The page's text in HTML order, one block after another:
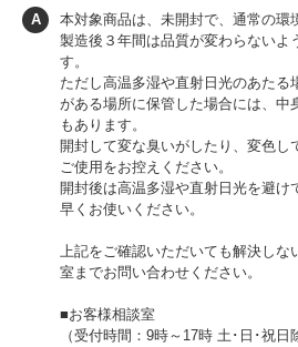
A
本対象商品は、未開封で、通常の環
製造後３年間は品質が変わらないよ
す。
ただし高温多湿や直射日光のあたる
がある場所に保管した場合には、中
もあります。
開封して変な臭いがしたり、変色し
ご使用をお控えください。
開封後は高温多湿や直射日光を避け
早くお使いください。
上記をご確認いただいても解決しな
室までお問い合わせください。
■お客様相談室
（受付時間：9時～17時 土･日･祝日